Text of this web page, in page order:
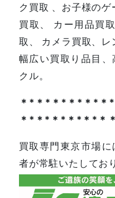
ク買取 、お子様の
買取、 カー用品買
取、 カメラ買取、レ
幅広い買取り品目
クル。
＊*＊*＊*＊*＊*＊
＊*＊*＊*＊*＊*＊
買取専門東京市場
者が常駐いたしてお